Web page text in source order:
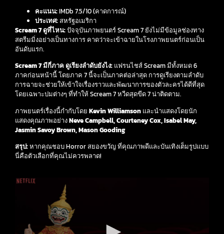
คะแนน:IMDb 7.5/10 (คาดการณ์)
ประเทศ:สหรัฐอเมริกา
Scream 7 ดูที่ไหน:ปัจจุบันภาพยนตร์ Scream 7 ยังไม่มีข้อมูลช่องทาง
สตรีมมิ่งอย่างเป็นทางการ คาดว่าจะเข้าฉายในโรงภาพยนตร์ก่อนเป็น
อันดับแรก.
Scream 7 มีกี่ภาค ดูเรียงลำดับยังไง: แฟรนไชส์ Scream มีทั้งหมด 6
ภาคก่อนหน้านี้ โดยภาค 7 นี้จะเป็นภาคต่อล่าสุด การดูเรียงตามลำดับ
การฉายจะช่วยให้เข้าใจเรื่องราวและพัฒนาการของตัวละครได้ดีที่สุด
โดยเฉพาะปมต่างๆ ที่ทำให้ Scream 7 หวีดสุดขีด 7 น่าติดตาม.
ภาพยนตร์เรื่องนี้กำกับโดย Kevin Williamson และนำแสดงโดยนัก
แสดงคุณภาพอย่างNeve Campbell, Courteney Cox, Isabel May,
Jasmin Savoy Brown, Mason Gooding
สรุป:หากคุณชอบ Horror สยองขวัญ ที่คุณภาพดีและบันเทิงเต็มรูปแบบ
นี่คือตัวเลือกที่คุณไม่ควรพลาด!